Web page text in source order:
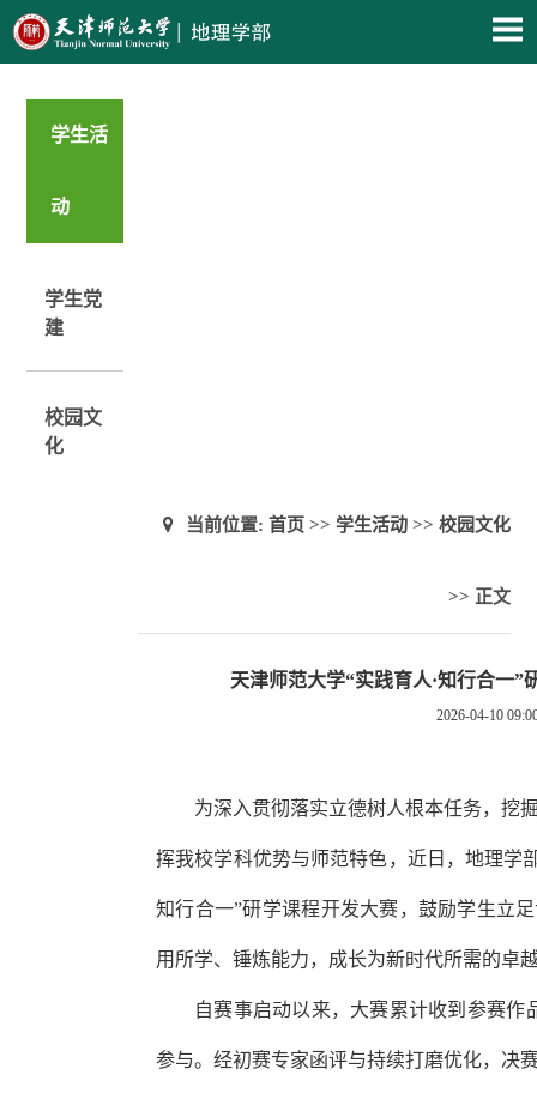
学生活
动
学生党
建
校园文
化
当前位置: 首页 >> 学生活动>> 校园文化
>> 正文
天津师范大学“实践育人·知行合一”
2026-04-10
为深入贯彻落实立德树人根本任务，挖
挥我校学科优势与师范特色，近日，地理学
知行合一”研学课程开发大赛，鼓励学生立
用所学、锤炼能力，成长为新时代所需的卓
自赛事启动以来，大赛累计收到参赛作
参与。经初赛专家函评与持续打磨优化，决